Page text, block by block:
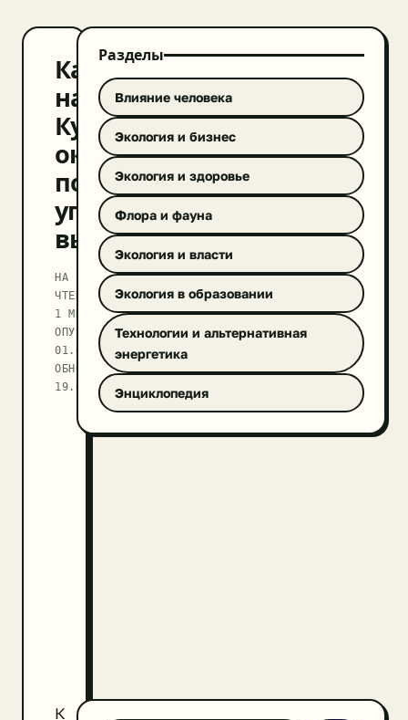
Каланы
на
Курилах
оказались
под
угрозой
вымирания
НА
ЧТЕНИЕ
1 МИН
ОПУБЛИКОВАНО
01.05.2020
ОБНОВЛЕНО
19.09.2025
К
Разделы
Влияние человека
Экология и бизнес
Экология и здоровье
Флора и фауна
Экология и власти
Экология в образовании
Технологии и альтернативная
энергетика
Энциклопедия